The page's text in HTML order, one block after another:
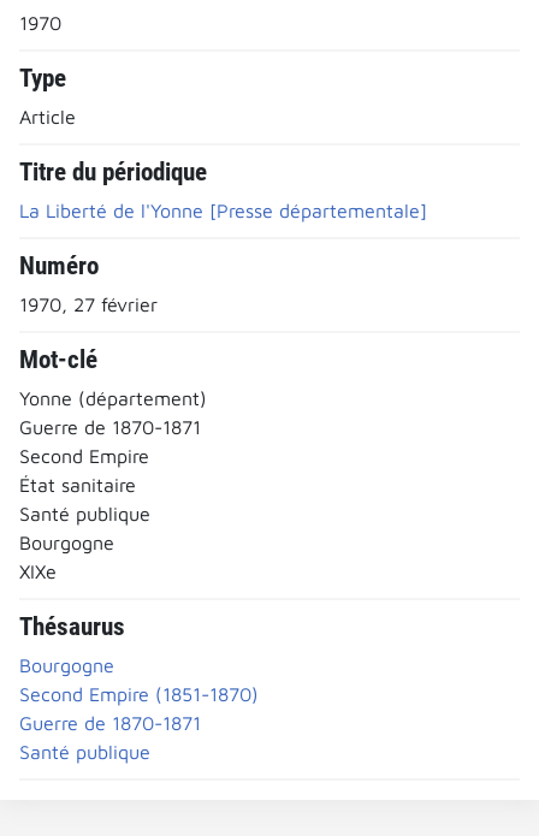
1970
Type
Article
Titre du périodique
La Liberté de l'Yonne [Presse départementale]
Numéro
1970, 27 février
Mot-clé
Yonne (département)
Guerre de 1870-1871
Second Empire
État sanitaire
Santé publique
Bourgogne
XIXe
Thésaurus
Bourgogne
Second Empire (1851-1870)
Guerre de 1870-1871
Santé publique